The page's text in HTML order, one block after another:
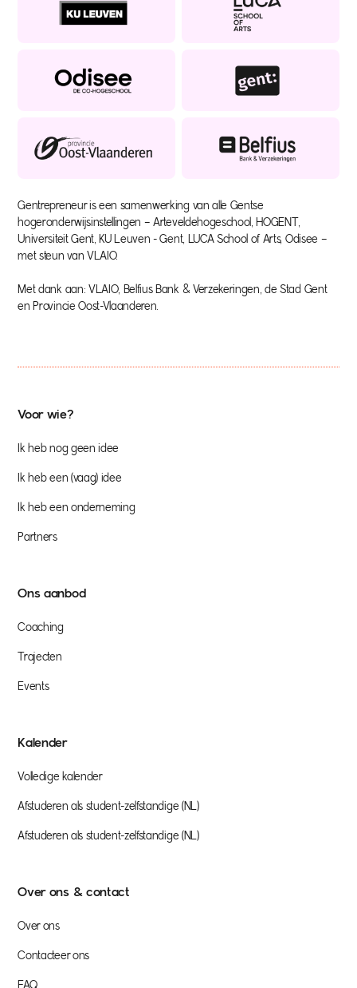
Gentrepreneur is een samenwerking van alle Gentse
hogeronderwijsinstellingen – Arteveldehogeschool, HOGENT,
Universiteit Gent, KU Leuven - Gent, LUCA School of Arts, Odisee –
met steun van VLAIO.
Met dank aan: VLAIO, Belfius Bank & Verzekeringen, de Stad Gent
en Provincie Oost-Vlaanderen.
Voor wie?
Ik heb nog geen idee
Ik heb een (vaag) idee
Ik heb een onderneming
Partners
Ons aanbod
Coaching
Trajecten
Events
Kalender
Volledige kalender
Afstuderen als student-zelfstandige (NL)
Afstuderen als student-zelfstandige (NL)
Over ons & contact
Over ons
Contacteer ons
FAQ